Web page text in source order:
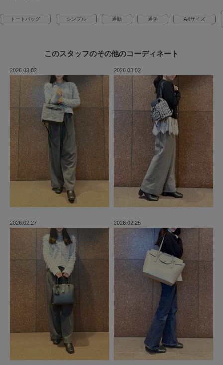
トートバッグ シンプル 通勤 通学 A4サイズ
このスタッフのその他のコーディネート
2026.03.02 2026.03.02
2026.02.27 2026.02.25